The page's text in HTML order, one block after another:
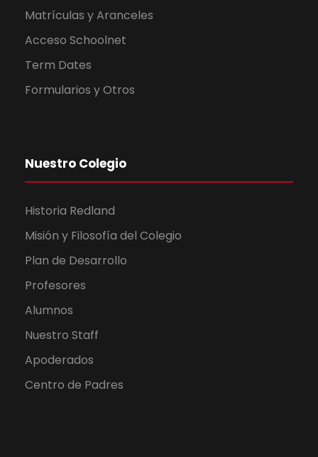
Matrículas y Aranceles
Acceso Schoolnet
Term Dates
Formularios y Otros
Nuestro Colegio
Historia Redland
Misión y Filosofía del Colegio
Plan de Desarrollo
Profesores
Alumnos
Nuestro Staff
Apoderados
Centro de Padres